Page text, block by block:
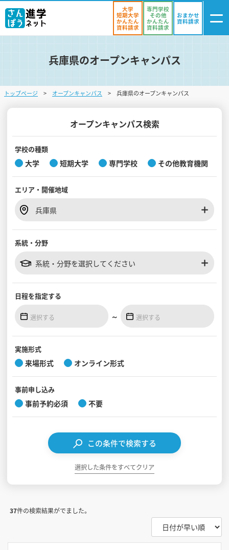
ログイン
気になる
学校を探す
オープンキャンパスを探す
入試・受験入門
お役立ち情報
見学会WEB手引書
大学
短期大学
かんたん
資料請求
専門学校
その他
かんたん
資料請求
おまかせ
資料請求
兵庫県のオープンキャンパス
トップページ オープンキャンパス 兵庫県のオープンキャンパス
オープンキャンパス検索
学校の種類
大学 短期大学 専門学校 その他教育機関
エリア・ 開催地域
兵庫県
系統・分野
系統・分野を選択してください
日程を指定する
～
実施形式
来場形式 オンライン形式
事前申し込み
事前予約必須 不要
この条件で検索する
選択した条件をすべてクリア
37件の検索結果がでました。